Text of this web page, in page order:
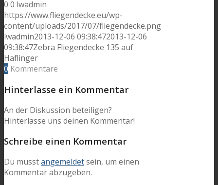
0 0 lwadmin
https://www.fliegendecke.eu/wp-
content/uploads/2017/07/fliegendecke.png
lwadmin2013-12-06 09:38:472013-12-06
09:38:47Zebra Fliegendecke 135 auf
Haflinger
0 Kommentare
Hinterlasse ein Kommentar
An der Diskussion beteiligen?
Hinterlasse uns deinen Kommentar!
Schreibe einen Kommentar
Du musstangemeldetsein, um einen
Kommentar abzugeben.